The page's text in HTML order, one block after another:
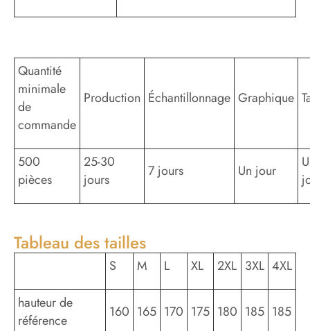
Quantité
minimale
de
commande
Production Échantillonnage Graphique
500
pièces
25-30
jours
7 jours Un jour
Tableau des tailles
S M L XL 2XL 3XL 4XL
hauteur de
référence
160 165 170 175 180 185 185